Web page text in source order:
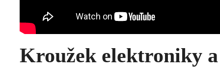
Kroužek elektroniky